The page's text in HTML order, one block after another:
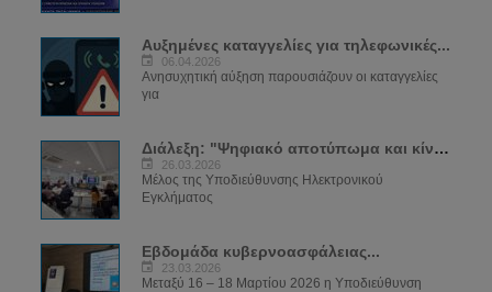
Αυξημένες καταγγελίες για τηλεφωνικές...
06.04.2026
Ανησυχητική αύξηση παρουσιάζουν οι καταγγελίες
για
Διάλεξη: "Ψηφιακό αποτύπωμα και κίνδυνοι...
26.03.2026
Μέλος της Υποδιεύθυνσης Ηλεκτρονικού
Εγκλήματος
Εβδομάδα κυβερνοασφάλειας...
23.03.2026
Μεταξύ 16 – 18 Μαρτίου 2026 η Υποδιεύθυνση